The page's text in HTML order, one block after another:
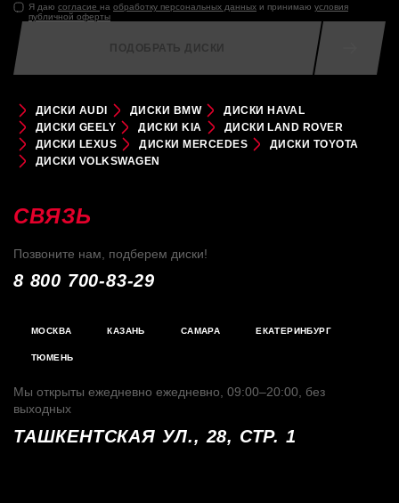
ПОДОБРАТЬ ДИСКИ
Я даю согласие на обработку персональных данных и принимаю условия
публичной оферты
ДИСКИ AUDI ДИСКИ BMW
ДИСКИ HAVAL
ДИСКИ GEELY
ДИСКИ KIA
ДИСКИ LAND ROVER
ДИСКИ LEXUS
ДИСКИ MERCEDES
ДИСКИ TOYOTA
ДИСКИ VOLKSWAGEN
СВЯЗЬ
Позвоните нам, подберем диски!
8 800 700-83-29
МОСКВА КАЗАНЬ САМАРА ЕКАТЕРИНБУРГ
ТЮМЕНЬ
Мы открыты ежедневно ежедневно, 09:00–20:00, без
выходных
ТАШКЕНТСКАЯ УЛ., 28, СТР. 1